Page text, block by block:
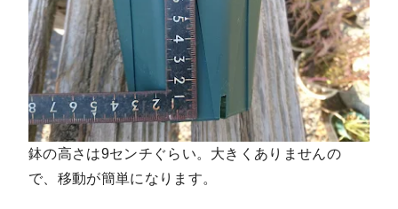
鉢の高さは9センチぐらい。大きくありませんの
で、移動が簡単になります。